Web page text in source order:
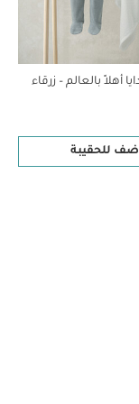
أهلاً بالعالم – زرقاء
للحقيبة